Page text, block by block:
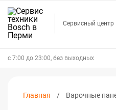
Сервисный центр
с 7:00 до 23:00, без выходных
Главная Варочные